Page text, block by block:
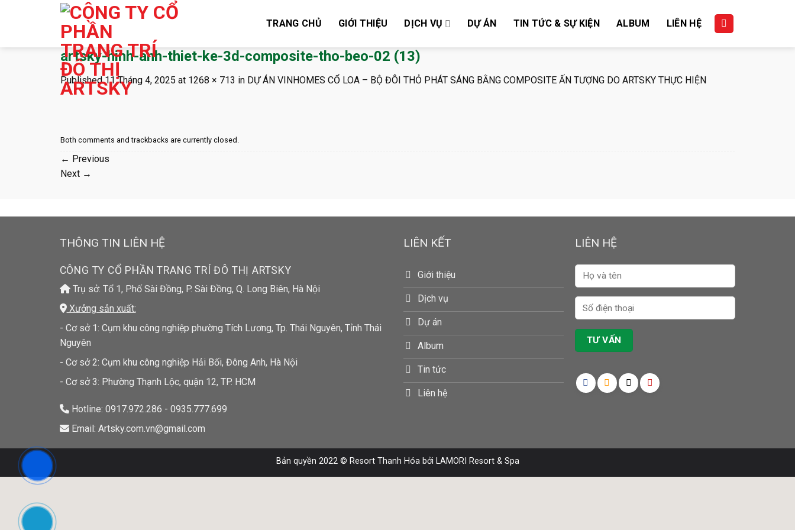
TRANG CHỦ GIỚI THIỆU DỊCH VỤ DỰ ÁN TIN TỨC & SỰ KIỆN ALBUM LIÊN HỆ
artsky-hinh-anh-thiet-ke-3d-composite-tho-beo-02 (13)
Published11 Tháng 4, 2025 at 1268 × 713 in DỰ ÁN VINHOMES CỔ LOA – BỘ ĐÔI THỎ PHÁT SÁNG BẰNG COMPOSITE ẤN TƯỢNG DO ARTSKY THỰC HIỆN
Both comments and trackbacks are currently closed.
← Previous
Next →
THÔNG TIN LIÊN HỆ
CÔNG TY CỔ PHẦN TRANG TRÍ ĐÔ THỊ ARTSKY
Trụ sở: Tổ 1, Phố Sài Đồng, P. Sài Đồng, Q. Long Biên, Hà Nội
Xưởng sản xuất:
- Cơ sở 1: Cụm khu công nghiệp phường Tích Lương, Tp. Thái Nguyên, Tỉnh Thái
Nguyên
- Cơ sở 2: Cụm khu công nghiệp Hải Bối, Đông Anh, Hà Nội
- Cơ sở 3: Phường Thạnh Lộc, quận 12, TP. HCM
Hotline: 0917.972.286 - 0935.777.699
Email: Artsky.com.vn@gmail.com
LIÊN KẾT
Giới thiệu
Dịch vụ
Dự án
Album
Tin tức
Liên hệ
LIÊN HỆ
Bản quyền 2022 © Resort Thanh Hóabởi LAMORI Resort & Spa